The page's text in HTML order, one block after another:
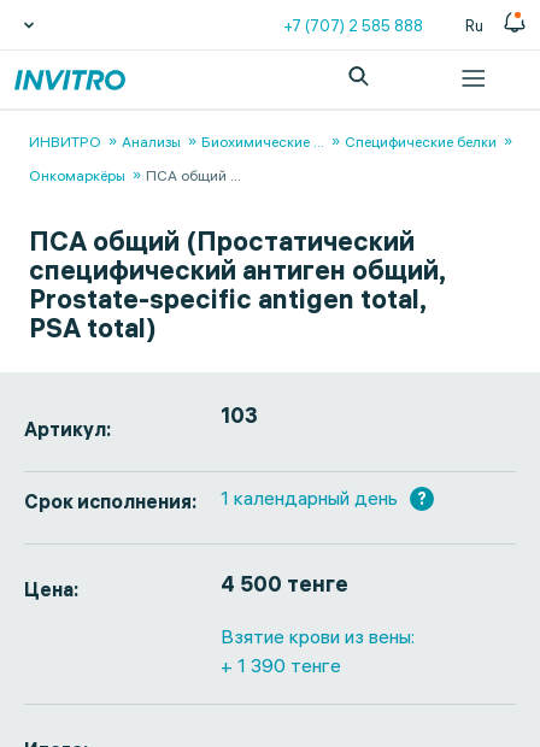
+7 (707) 2 585 888 Ru
ИНВИТРО Анализы Биохимические ...
Специфические белки
Онкомаркёры
ПСА общий ...
ПСА общий (Простатический
специфический антиген общий,
Prostate-specific antigen total,
PSA total)
Артикул: 103
Срок исполнения: 1 календарный день ?
Цена: 4 500 тенге
Взятие крови из вены:
+ 1 390 тенге